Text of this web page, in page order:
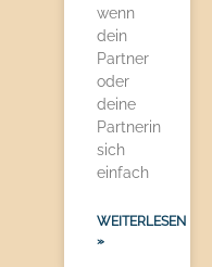
wenn
dein
Partner
oder
deine
Partnerin
sich
einfach
WEITERLESEN
»